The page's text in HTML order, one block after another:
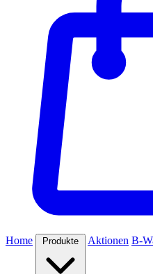
Home Produkte Aktionen B-